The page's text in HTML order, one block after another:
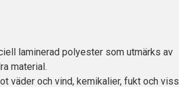
laminerad polyester som utmärks av
material.
väder och vind, kemikalier, fukt och viss